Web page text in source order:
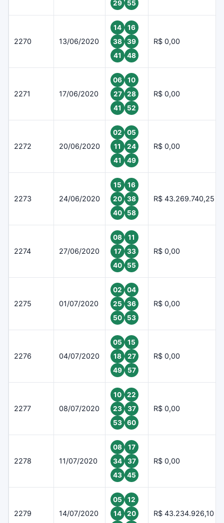
29 55
2270 13/06/2020
14
16
38
39
41
48
R$ 0,00
2271 17/06/2020
06
10
27
28
41
52
R$ 0,00
2272 20/06/2020
02
05
11
24
41
49
R$ 0,00
2273 24/06/2020
15
16
20
38
40
58
R$ 43.269.740,25
2274 27/06/2020
08
11
17
33
40
55
R$ 0,00
2275 01/07/2020
02
04
25
36
50
53
R$ 0,00
2276 04/07/2020
05
15
18
27
49
57
R$ 0,00
2277 08/07/2020
10
22
23
37
53
60
R$ 0,00
2278 11/07/2020
08
17
34
37
43
45
R$ 0,00
2279 14/07/2020
05
12
14
20
R$ 43.234.926,10